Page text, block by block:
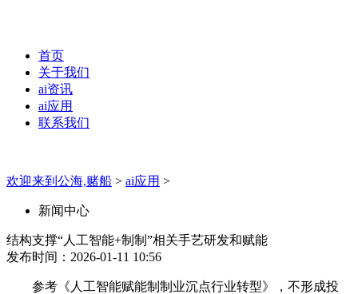
首页
关于我们
ai资讯
ai应用
联系我们
欢迎来到公海,赌船 > ai应用 >
新闻中心
结构支撑“人工智能+制制”相关手艺研发和赋能
发布时间：2026-01-11 10:56
参考《人工智能赋能制制业沉点行业转型》，不形成投